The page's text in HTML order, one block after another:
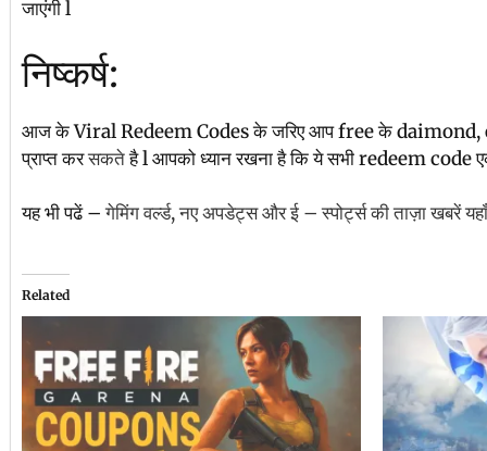
जाएंगी l
निष्कर्ष:
आज के Viral Redeem Codes के जरिए आप free के daimond,
प्राप्त करसकतेहै l आपको ध्यान रखना है कि ये सभी redeem code
यह भी पढें –गेमिंग वर्ल्ड, नए अपडेट्स और ई – स्पोर्ट्स की ताज़ा खबरें
Related